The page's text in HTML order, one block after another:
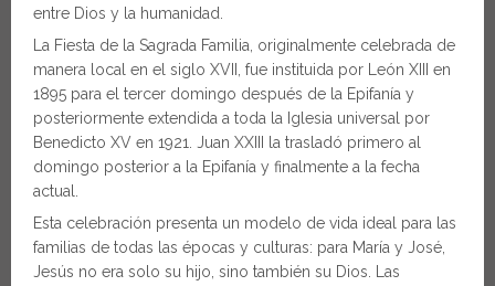
entre Dios y la humanidad.
La Fiesta de la Sagrada Familia, originalmente celebrada de
manera local en el siglo XVII, fue instituida por León XIII en
1895 para el tercer domingo después de la Epifanía y
posteriormente extendida a toda la Iglesia universal por
Benedicto XV en 1921. Juan XXIII la trasladó primero al
domingo posterior a la Epifanía y finalmente a la fecha
actual.
Esta celebración presenta un modelo de vida ideal para las
familias de todas las épocas y culturas: para María y José,
Jesús no era solo su hijo, sino también su Dios. Las